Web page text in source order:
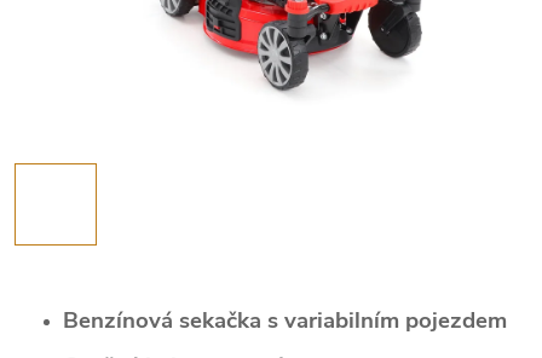
Benzínová sekačka s variabilním pojezdem